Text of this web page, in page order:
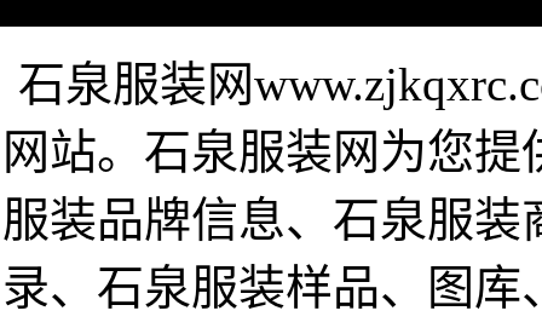
石泉服装网
网站。石泉服装网为您
服装品牌信息、石泉服
录、石泉服装样品、图